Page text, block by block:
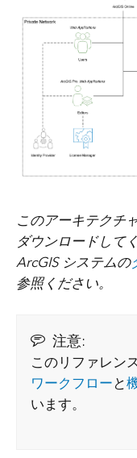
このアーキテクチ
ダウンロードして
ArcGIS システムの
参照ください。
注意:
このリファレン
ワークフロー と
います。